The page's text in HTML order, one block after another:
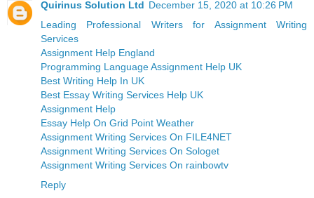
Quirinus Solution Ltd December 15, 2020 at 10:26 PM
Leading Professional Writers for Assignment Writing
Services
Assignment Help England
Programming Language Assignment Help UK
Best Writing Help In UK
Best Essay Writing Services Help UK
Assignment Help
Essay Help On Grid Point Weather
Assignment Writing Services On FILE4NET
Assignment Writing Services On Sologet
Assignment Writing Services On rainbowtv
Reply